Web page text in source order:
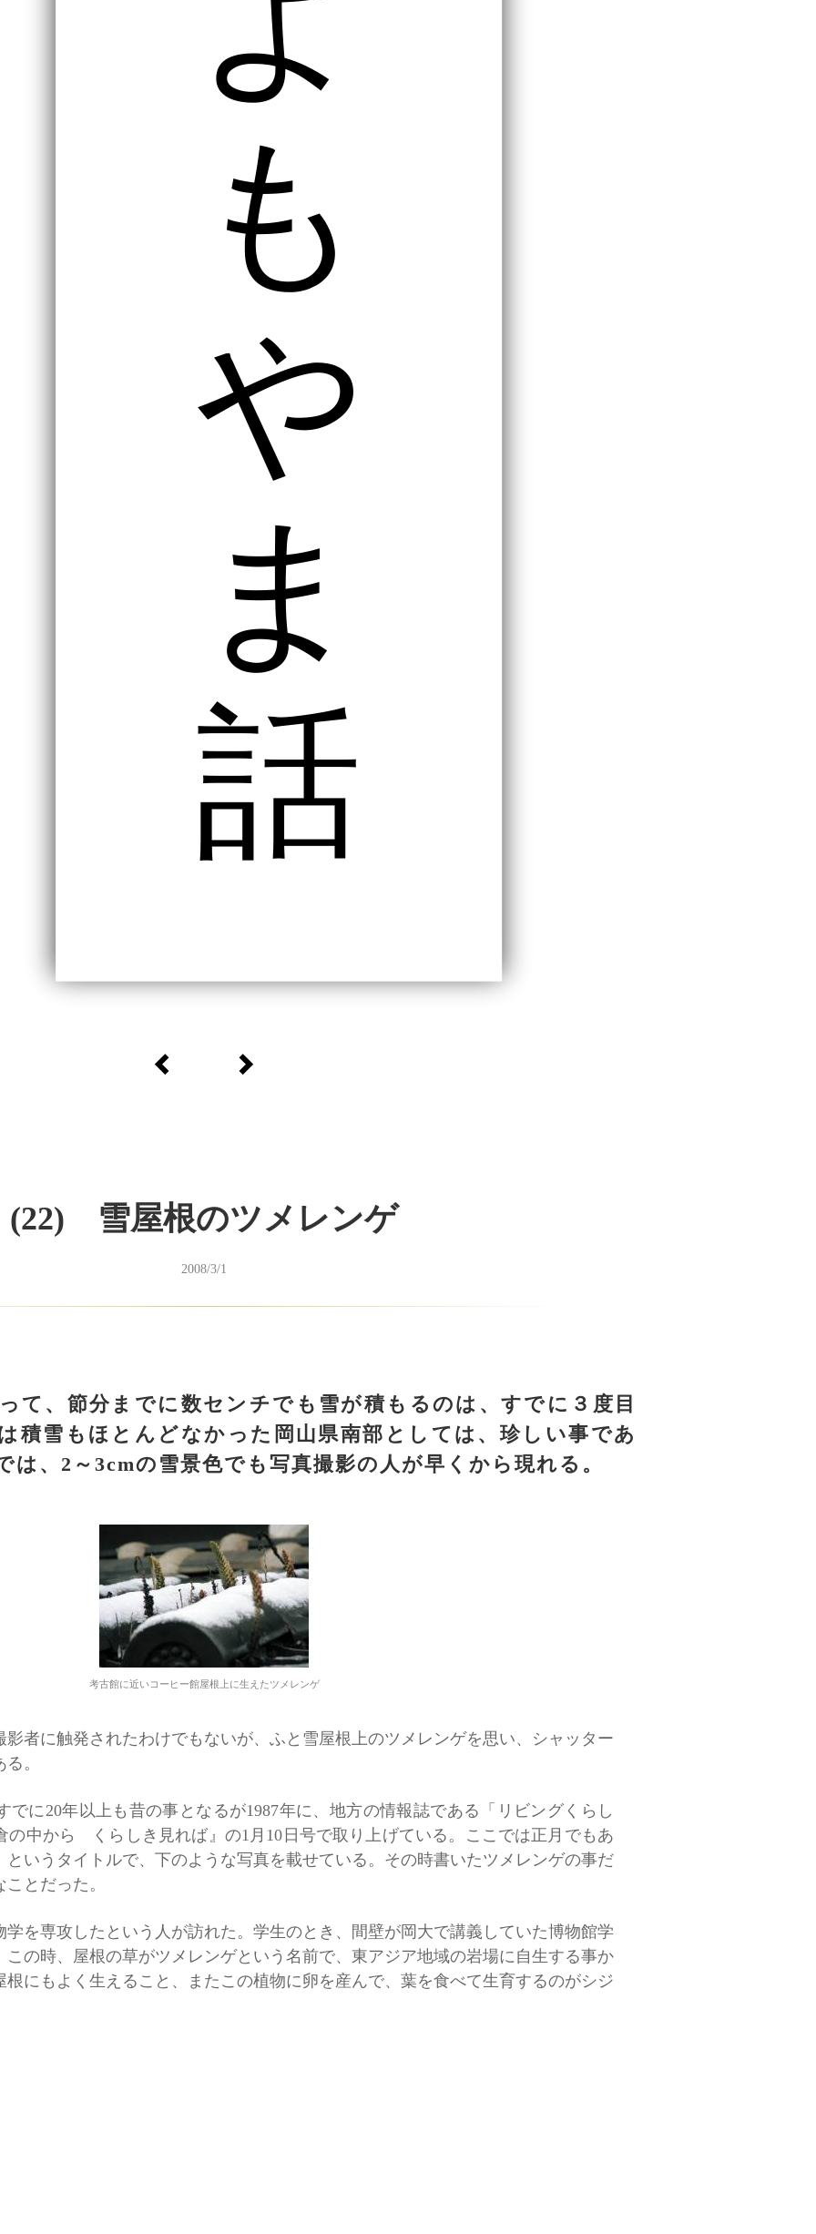
(22) 雪屋根のツメレンゲ
2008/3/1
、節分までに数センチでも雪が積もるのは、すでに３度目
積雪もほとんどなかった岡山県南部としては、珍しい事であ
は、2～3cmの雪景色でも写真撮影の人が早くから現れる。
考古館に近いコーヒー館屋根上に生えたツメレンゲ
者に触発されたわけでもないが、ふと雪屋根上のツメレンゲを思い、シャッター
。
に20年以上も昔の事となるが1987年に、地方の情報誌である「リビングくらし
の中から くらしき見れば』の1月10日号で取り上げている。ここでは正月でもあ
いうタイトルで、下のような写真を載せている。その時書いたツメレンゲの事だ
とだった。
を専攻したという人が訪れた。学生のとき、間壁が岡大で講義していた博物館学
の時、屋根の草がツメレンゲという名前で、東アジア地域の岩場に自生する事か
にもよく生えること、またこの植物に卵を産んで、葉を食べて生育するのがシジ